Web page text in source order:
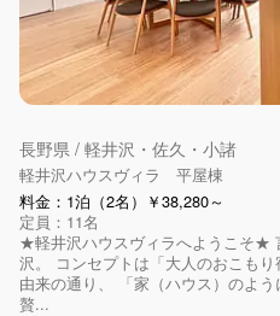
長野県 / 軽井沢・佐久・小諸
軽井沢ハウスヴィラ 平屋棟
料金：1泊（2名）￥38,280～
定員：11名
★軽井沢ハウスヴィラへようこそ★
沢。 コンセプトは「大人のおこも
由来の通り、 「家（ハウス）のよ
贅...